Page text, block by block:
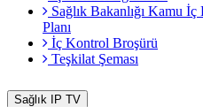
Sağlık Bakanlığı Kamu
Planı
İç Kontrol Broşürü
Teşkilat Şeması
Sağlık IP TV